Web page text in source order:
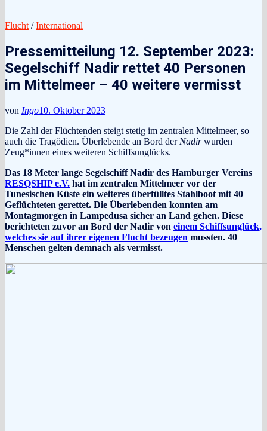
Flucht /International
Pressemitteilung 12. September 2023:
Segelschiff Nadir rettet 40 Personen
im Mittelmeer – 40 weitere vermisst
von Ingo10. Oktober 2023
Die Zahl der Flüchtenden steigt stetig im zentralen Mittelmeer, so
auch die Tragödien. Überlebende an Bord der Nadirwurden
Zeug*innen eines weiteren Schiffsunglücks.
Das 18 Meter lange Segelschiff Nadir des Hamburger Vereins
RESQSHIP e.V. hat im zentralen Mittelmeer vor der
Tunesischen Küste ein weiteres überfülltes Stahlboot mit 40
Geflüchteten gerettet. Die Überlebenden konnten am
Montagmorgen in Lampedusa sicher an Land gehen. Diese
berichteten zuvor an Bord der Nadir von einem Schiffsunglück,
welches sie auf ihrer eigenen Flucht bezeugen mussten. 40
Menschen gelten demnach als vermisst.